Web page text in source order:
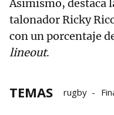
Asimismo, destaca
talonador Ricky
con un porcentaje
lineout.
TEMAS rugby